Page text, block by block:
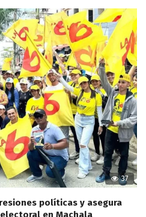
37
políticas y asegura
en Machala